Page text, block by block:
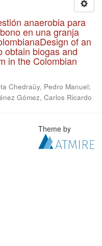
anaerobia para
en una granja
of an
obtain biogas and
in the Colombian
Chedraüy, Pedro Manuel;
Gómez, Carlos Ricardo
Theme by